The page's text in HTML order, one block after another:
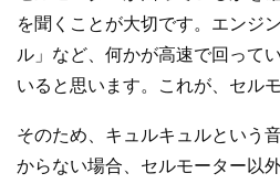
を聞くことが大切です。エンジ
ル」など、何かが高速で回って
いると思います。これが、セル
そのため、キュルキュルという
からない場合、セルモーター以